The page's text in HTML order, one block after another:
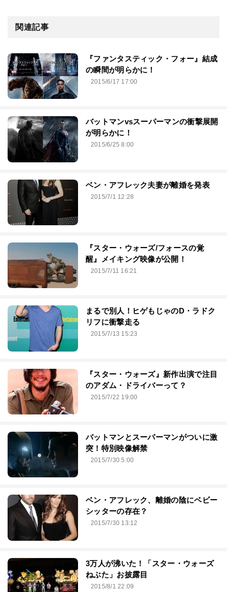
関連記事
『ファンタスティック・フォー』結成
の瞬間が明らかに！
2015/6/17 17:00
バットマンvsスーパーマンの衝撃展開
が明らかに！
2015/6/25 8:00
ベン・アフレック夫妻が離婚を発表
2015/7/1 12:28
『スター・ウォーズ/フォースの覚
醒』メイキング映像が公開！
2015/7/11 16:21
まるで別人！ヒゲもじゃのD・ラドク
リフに衝撃走る
2015/7/13 15:23
『スター・ウォーズ』新作出演で注目
のアダム・ドライバーって？
2015/7/22 19:00
バットマンとスーパーマンがついに激
突！特別映像解禁
2015/7/30 5:00
ベン・アフレック、離婚の陰にベビー
シッターの存在？
2015/7/30 13:12
3万人が沸いた！「スター・ウォーズ
ねぶた」お披露目
2015/8/1 22:09